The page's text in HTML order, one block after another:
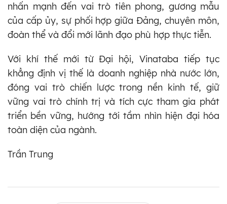
nhấn mạnh đến vai trò tiên phong, gương mẫu
của cấp ủy, sự phối hợp giữa Đảng, chuyên môn,
đoàn thể và đổi mới lãnh đạo phù hợp thực tiễn.
Với khí thế mới từ Đại hội, Vinataba tiếp tục
khẳng định vị thế là doanh nghiệp nhà nước lớn,
đóng vai trò chiến lược trong nền kinh tế, giữ
vững vai trò chính trị và tích cực tham gia phát
triển bền vững, hướng tới tầm nhìn hiện đại hóa
toàn diện của ngành.
Trần Trung